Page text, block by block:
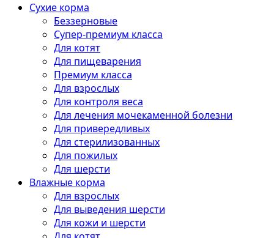
Сухие корма
Беззерновые
Супер-премиум класса
Для котят
Для пищеварения
Премиум класса
Для взрослых
Для контроля веса
Для лечения мочекаменной болезни
Для привередливых
Для стерилизованных
Для пожилых
Для шерсти
Влажные корма
Для взрослых
Для выведения шерсти
Для кожи и шерсти